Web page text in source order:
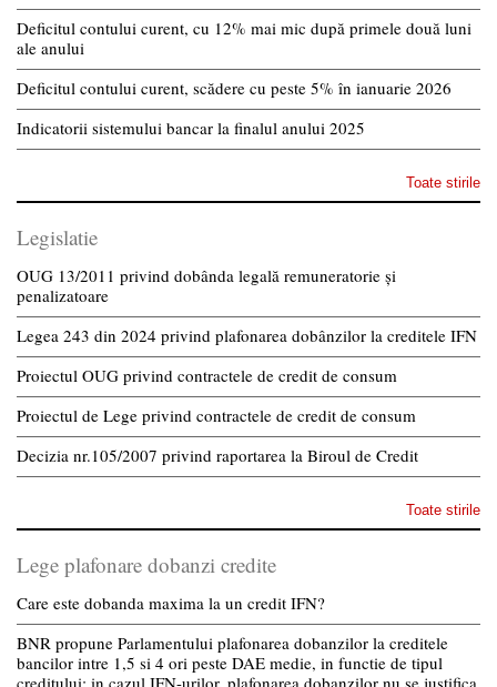
Deficitul contului curent, cu 12% mai mic după primele două luni
ale anului
Deficitul contului curent, scădere cu peste 5% în ianuarie 2026
Indicatorii sistemului bancar la finalul anului 2025
Toate stirile
Legislatie
OUG 13/2011 privind dobânda legală remuneratorie și
penalizatoare
Legea 243 din 2024 privind plafonarea dobânzilor la creditele IFN
Proiectul OUG privind contractele de credit de consum
Proiectul de Lege privind contractele de credit de consum
Decizia nr.105/2007 privind raportarea la Biroul de Credit
Toate stirile
Lege plafonare dobanzi credite
Care este dobanda maxima la un credit IFN?
BNR propune Parlamentului plafonarea dobanzilor la creditele
bancilor intre 1,5 si 4 ori peste DAE medie, in functie de tipul
creditului; in cazul IFN-urilor, plafonarea dobanzilor nu se justifica